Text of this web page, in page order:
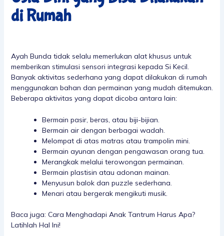
di Rumah
Ayah Bunda tidak selalu memerlukan alat khusus untuk
memberikan stimulasi sensori integrasi kepada Si Kecil.
Banyak aktivitas sederhana yang dapat dilakukan di rumah
menggunakan bahan dan permainan yang mudah ditemukan.
Beberapa aktivitas yang dapat dicoba antara lain:
Bermain pasir, beras, atau biji-bijian.
Bermain air dengan berbagai wadah.
Melompat di atas matras atau trampolin mini.
Bermain ayunan dengan pengawasan orang tua.
Merangkak melalui terowongan permainan.
Bermain plastisin atau adonan mainan.
Menyusun balok dan puzzle sederhana.
Menari atau bergerak mengikuti musik.
Baca juga: Cara Menghadapi Anak Tantrum Harus Apa?
Latihlah Hal Ini!